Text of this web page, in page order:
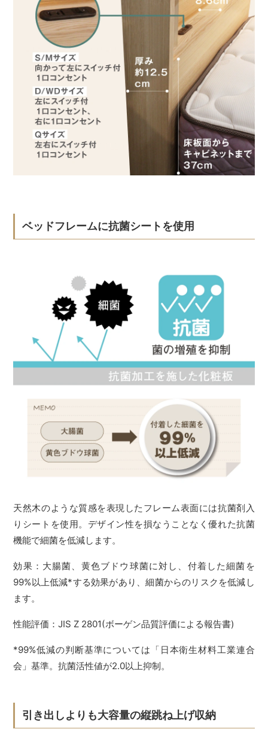
ベッドフレームに抗菌シートを使用
天然木のような質感を表現したフレーム表面には抗菌剤入
りシートを使用。デザイン性を損なうことなく優れた抗菌
機能で細菌を低減します。
効果：大腸菌、黄色ブドウ球菌に対し、付着した細菌を
99%以上低減*する効果があり、細菌からのリスクを低減し
ます。
性能評価：JIS Z 2801(ボーゲン品質評価による報告書)
*99%低減の判断基準については「日本衛生材料工業連合
会」基準。抗菌活性値が2.0以上抑制。
引き出しよりも大容量の縦跳ね上げ収納